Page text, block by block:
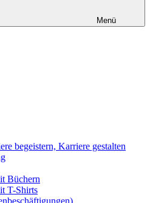
Menü
begeistern, Karriere gestalten
Büchern
T-Shirts